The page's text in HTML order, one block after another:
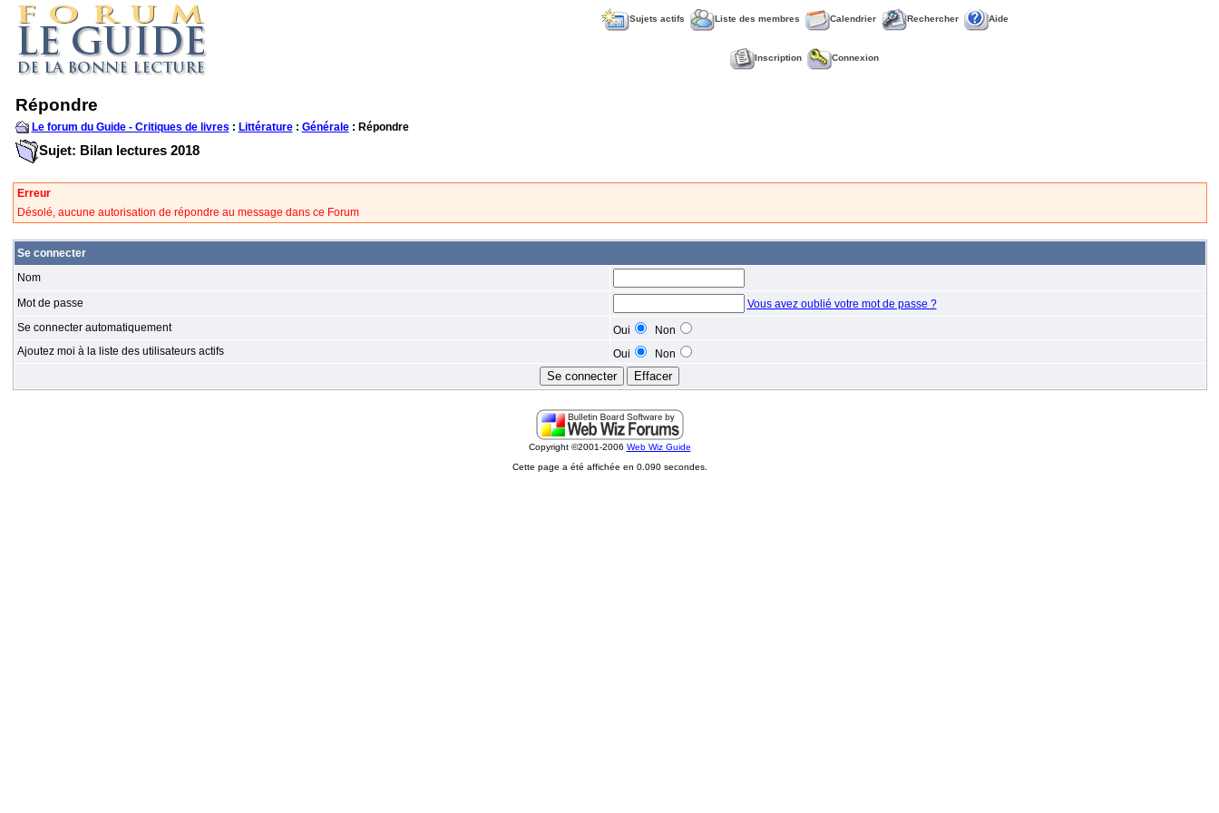
Sujets actifs Liste des membres Calendrier Rechercher Aide
Inscription Connexion
Répondre
Le forum du Guide - Critiques de livres : Littérature: Générale: Répondre
Sujet: Bilan lectures 2018
Erreur
Désolé, aucune autorisation de répondre au message dans ce Forum
Se connecter
Nom
Mot de passe
Vous avez oublié votre mot de passe ?
Se connecter automatiquement
Oui
Non
Ajoutez moi à la liste des utilisateurs actifs
Oui Non
Copyright ©2001-2006 Web Wiz Guide
Cette page a été affichée en 0.090 secondes.